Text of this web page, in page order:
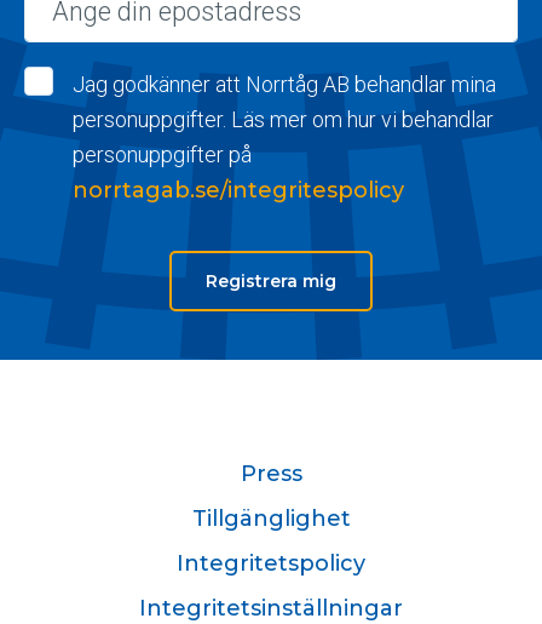
Jag godkänner att Norrtåg AB behandlar mina
personuppgifter. Läs mer om hur vi behandlar
personuppgifter på
norrtagab.se/integritespolicy
Registrera mig
Press
Tillgänglighet
Integritetspolicy
Integritetsinställningar